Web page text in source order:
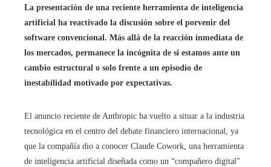
La presentación de una reciente herramienta de inteligencia
artificial ha reactivado la discusión sobre el porvenir del
software convencional. Más allá de la reacción inmediata de
los mercados, permanece la incógnita de si estamos ante un
cambio estructural o solo frente a un episodio de
inestabilidad motivado por expectativas.
El anuncio reciente de Anthropic ha vuelto a situar a la industria
tecnológica en el centro del debate financiero internacional, ya
que la compañía dio a conocer Claude Cowork, una herramienta
de inteligencia artificial diseñada como un “compañero digital”